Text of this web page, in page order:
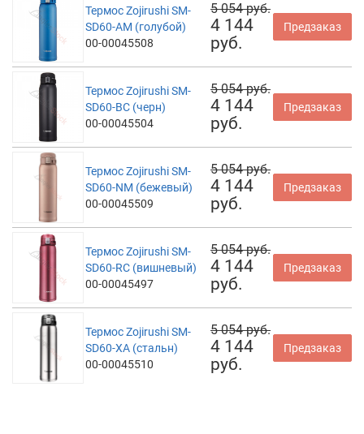
Термос Zojirushi SM-
SD60-AM (голубой)
00-00045508
5 054 руб.
4 144
руб.
Предзаказ
Термос Zojirushi SM-
SD60-BC (черн)
00-00045504
5 054 руб.
4 144
руб.
Предзаказ
Термос Zojirushi SM-
SD60-NM (бежевый)
00-00045509
5 054 руб.
4 144
руб.
Предзаказ
Термос Zojirushi SM-
SD60-RC (вишневый)
00-00045497
5 054 руб.
4 144
руб.
Предзаказ
Термос Zojirushi SM-
SD60-XA (стальн)
00-00045510
5 054 руб.
4 144
руб.
Предзаказ